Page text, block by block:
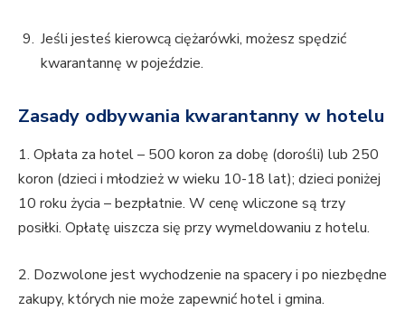
Jeśli jesteś kierowcą ciężarówki, możesz spędzić
kwarantannę w pojeździe.
Zasady odbywania kwarantanny w hotelu
1. Opłata za hotel – 500 koron za dobę (dorośli) lub 250
koron (dzieci i młodzież w wieku 10-18 lat); dzieci poniżej
10 roku życia – bezpłatnie. W cenę wliczone są trzy
posiłki. Opłatę uiszcza się przy wymeldowaniu z hotelu.
2. Dozwolone jest wychodzenie na spacery i po niezbędne
zakupy, których nie może zapewnić hotel i gmina.